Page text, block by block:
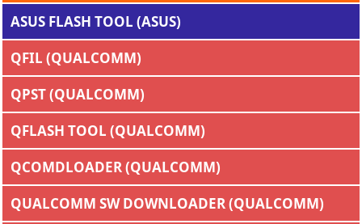
ASUS FLASH TOOL (ASUS)
QFIL (QUALCOMM)
QPST (QUALCOMM)
QFLASH TOOL (QUALCOMM)
QCOMDLOADER (QUALCOMM)
QUALCOMM SW DOWNLOADER (QUALCOMM)